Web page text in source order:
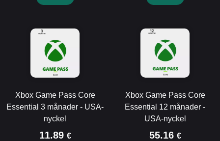
Xbox Game Pass Core
Essential 3 månader - USA-
nyckel
11.89 €
Xbox Game Pass Core
Essential 12 månader -
USA-nyckel
55.16 €